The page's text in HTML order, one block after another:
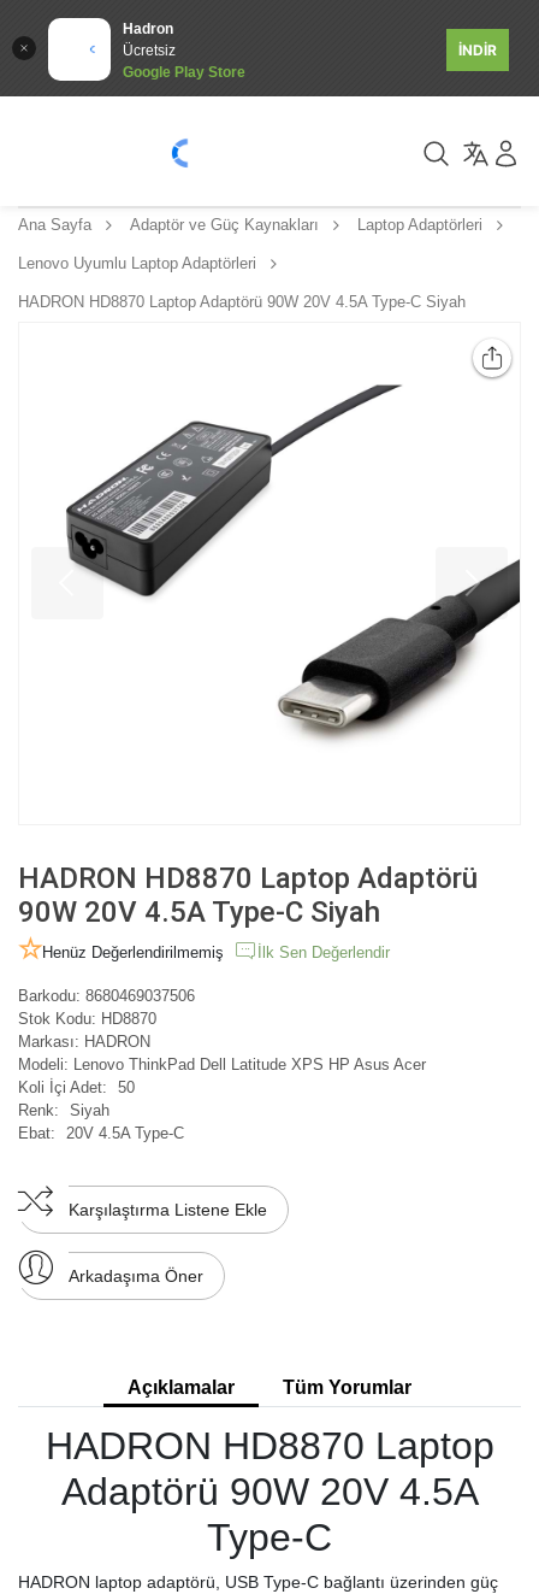
Hadron
Ücretsiz
Google Play Store
İNDİR
Ana Sayfa Adaptör ve Güç Kaynakları Laptop Adaptörleri
Lenovo Uyumlu Laptop Adaptörleri
HADRON HD8870 Laptop Adaptörü 90W 20V 4.5A Type-C Siyah
HADRON HD8870 Laptop Adaptörü
90W 20V 4.5A Type-C Siyah
Henüz Değerlendirilmemiş İlk Sen Değerlendir
Barkodu: 8680469037506
Stok Kodu: HD8870
Markası: HADRON
Modeli: Lenovo ThinkPad Dell Latitude XPS HP Asus Acer
Koli İçi Adet:
50
Renk:
Siyah
Ebat:
20V 4.5A Type-C
Karşılaştırma Listene Ekle
Arkadaşıma Öner
Açıklamalar Tüm Yorumlar
HADRON HD8870 Laptop
Adaptörü 90W 20V 4.5A
Type-C
HADRON laptop adaptörü, USB Type-C bağlantı üzerinden güç